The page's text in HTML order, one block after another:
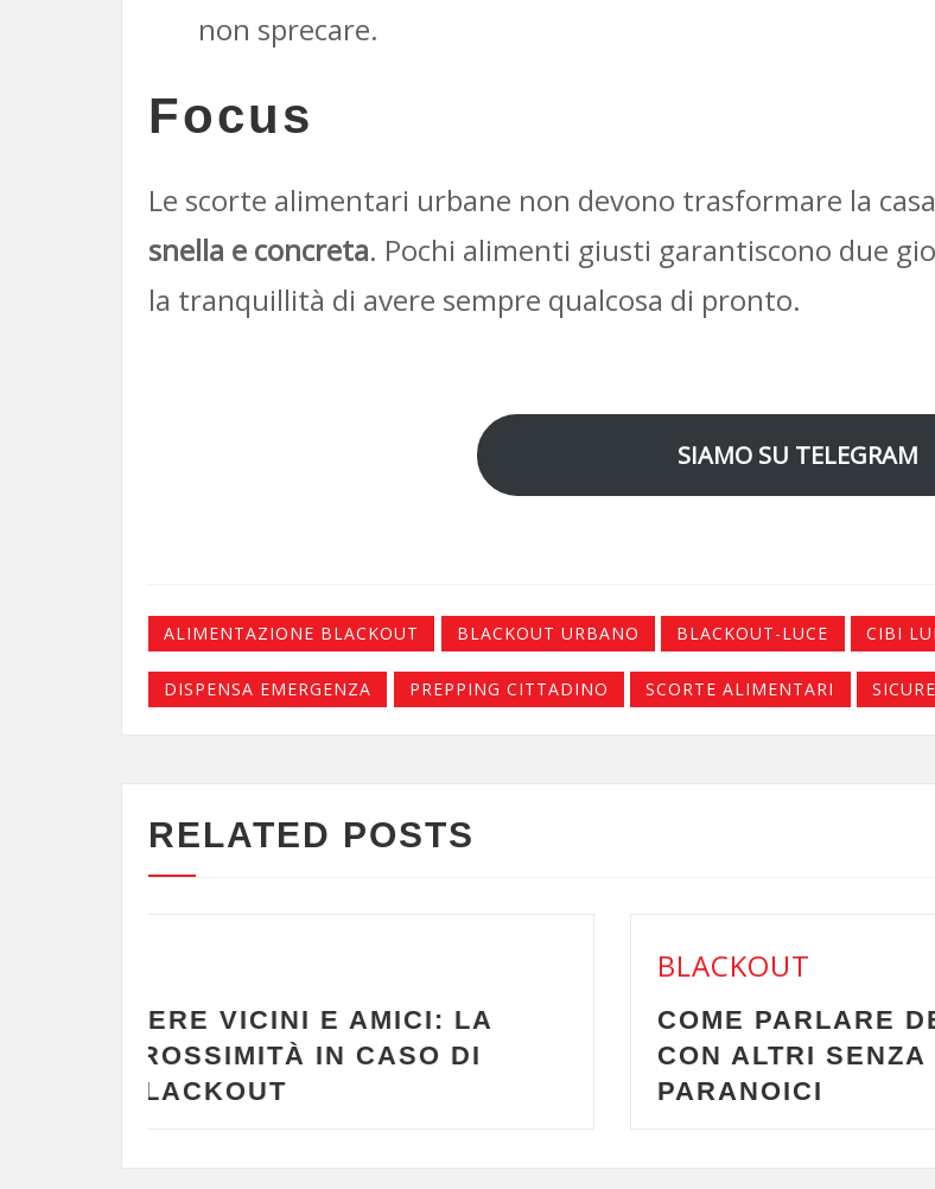
non sprecare.
Focus
Le scorte alimentari urbane non devono trasformare la
snella e concreta. Pochi alimenti giusti garantiscono due
la tranquillità di avere sempre qualcosa di pronto.
SIAMO SU TELEGRAM
ALIMENTAZIONE BLACKOUT BLACKOUT URBANO BLACKOUT-LUCE CIBI
DISPENSA EMERGENZA PREPPING CITTADINO SCORTE ALIMENTARI
RELATED POSTS
COME PARLARE DELL’ESPERIENZA
CON ALTRI SENZA SEMBRARE
PARANOICI